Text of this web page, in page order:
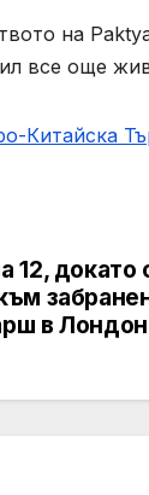
на
все още
Китайска
12, докато
в Лондон